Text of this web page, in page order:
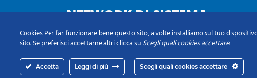
NETWORK DI SISTEMA
Cookies Per far funzionare bene questo sito, a volte installiamo sul tuo
sito. Se preferisci accettarne altri clicca su Scegli quali cookies accettare.
Accetta Leggi di più Scegli quali cookies accettare